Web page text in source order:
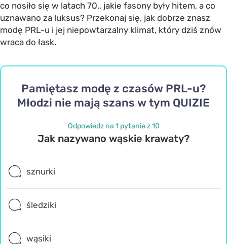
co nosiło się w latach 70., jakie fasony były hitem, a co
uznawano za luksus? Przekonaj się, jak dobrze znasz
modę PRL-u i jej niepowtarzalny klimat, który dziś znów
wraca do łask.
Pamiętasz modę z czasów PRL-u?
Młodzi nie mają szans w tym QUIZIE
Odpowiedz na 1 pytanie z 10
Jak nazywano wąskie krawaty?
sznurki
śledziki
wąsiki